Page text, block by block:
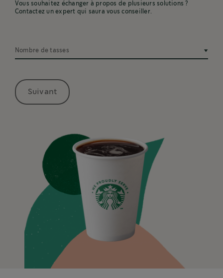
Vous souhaitez échanger à propos de plusieurs solutions ?
Contactez un expert qui saura vous conseiller.
Nombre de tasses
Suivant